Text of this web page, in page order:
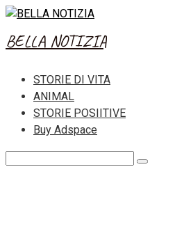
Skip
content
BELLA NOTIZIA
STORIE DI VITA
ANIMAL
STORIE POSIITIVE
Buy Adspace